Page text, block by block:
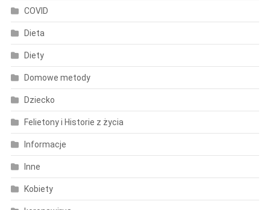
COVID
Dieta
Diety
Domowe metody
Dziecko
Felietony i Historie z życia
Informacje
Inne
Kobiety